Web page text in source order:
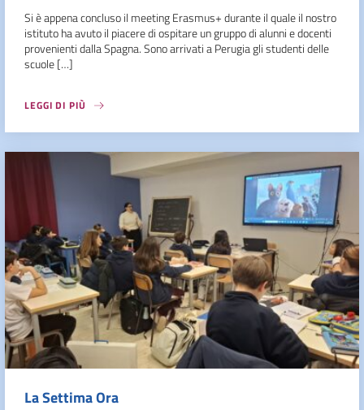
Si è appena concluso il meeting Erasmus+ durante il quale il nostro
istituto ha avuto il piacere di ospitare un gruppo di alunni e docenti
provenienti dalla Spagna. Sono arrivati a Perugia gli studenti delle
scuole […]
LEGGI DI PIÙ
La Settima Ora